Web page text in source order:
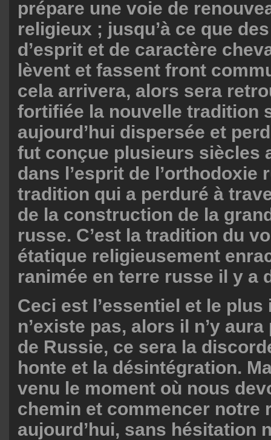
prépare une voie de
religieux ; jusqu’à ce que
d’esprit et de caractère
lèvent et fassent front
cela arrivera, alors sera
fortifiée la nouvelle tradition
aujourd’hui dispersée et
fut conçue plusieurs siècles
dans l’esprit de l’orthodoxie
tradition qui a perduré à
de la construction de la
russe. C’est la tradition du
étatique religieusement
ranimée en terre russe il y a
Ceci est l’essentiel et le plus
n’existe pas, alors il n’y
de Russie, ce sera la
honte et la désintégration.
venu le moment où nous
chemin et commencer notre
aujourd’hui, sans hésitation